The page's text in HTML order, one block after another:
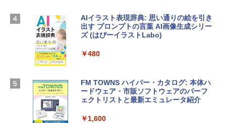
D - ミッドナイト
￥278,800
SSD インテル Core 5
￥129,800
Microsoft Office Home & Business 202
4(最新 永続版)|オンラインコード版|Wind
Windows版 | Minecraft (マインクラフ
ト): Java & Bedrock Edition | オンライ
AIイラスト表現辞典: 思い通りの絵を引き
出す プロンプトの言葉 AI画像生成シリー
ズ (はぴーイラストLabo)
￥480
FM TOWNS ハイパー・カタログ: 本体ハ
ードウェア・市販ソフトウェアのパーフ
ェクトリストと最新エミュレータ紹介
￥1,600